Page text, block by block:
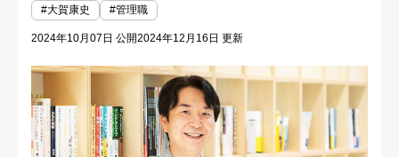
#大賀康史 #管理職
2024年10月07日 公開2024年12月16日 更新